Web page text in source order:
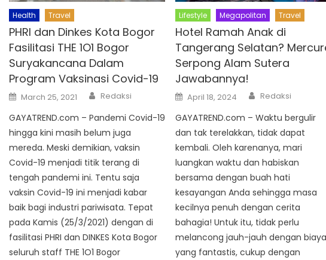
Health Travel
PHRI dan Dinkes Kota Bogor
Fasilitasi THE 1O1 Bogor
Suryakancana Dalam
Program Vaksinasi Covid-19
Posted
on
March 25, 2021 Author
Redaksi
GAYATREND.com – Pandemi Covid-19
hingga kini masih belum juga
mereda. Meski demikian, vaksin
Covid-19 menjadi titik terang di
tengah pandemi ini. Tentu saja
vaksin Covid-19 ini menjadi kabar
baik bagi industri pariwisata. Tepat
pada Kamis (25/3/2021) dengan di
fasilitasi PHRI dan DINKES Kota Bogor
seluruh staff THE 1O1 Bogor
Lifestyle Megapolitan Travel
Hotel Ramah Anak di
Tangerang Selatan?
Serpong Alam Sutera
Jawabannya!
Posted
on
April 18, 2024 Author
Redaksi
GAYATREND.com – Waktu bergulir
dan tak terelakkan, tidak dapat
kembali. Oleh karenanya, mari
luangkan waktu dan habiskan
bersama dengan buah hati
kesayangan Anda sehingga masa
kecilnya penuh dengan cerita
bahagia! Untuk itu, tidak perlu
melancong jauh-jauh dengan
yang fantastis, cukup dengan